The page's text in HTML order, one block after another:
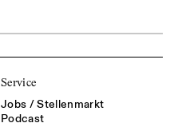
Service
Jobs / Stellenmarkt
Podcast